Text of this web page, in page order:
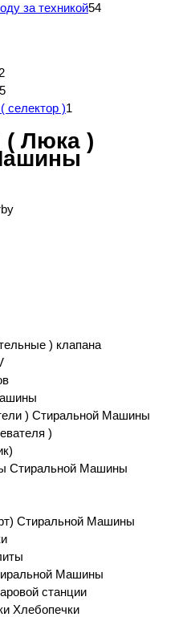
за техникой54
5
селектор )1
( Люка )
) клапана
) Стиральной Машины
)
Стиральной Машины
Стиральной Машины
Машины
станции
Хлебопечки